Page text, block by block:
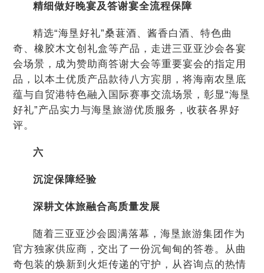
精细做好晚宴及答谢宴全流程保障
精选“海垦好礼”桑葚酒、酱香白酒、特色曲
奇、橡胶木文创礼盒等产品，走进三亚亚沙会各宴
会场景，成为赞助商答谢大会等重要宴会的指定用
品，以本土优质产品款待八方宾朋，将海南农垦底
蕴与自贸港特色融入国际赛事交流场景，彰显“海垦
好礼”产品实力与海垦旅游优质服务，收获各界好
评。
六
沉淀保障经验
深耕文体旅融合高质量发展
随着三亚亚沙会圆满落幕，海垦旅游集团作为
官方独家供应商，交出了一份沉甸甸的答卷。从曲
奇包装的焕新到火炬传递的守护，从咨询点的热情